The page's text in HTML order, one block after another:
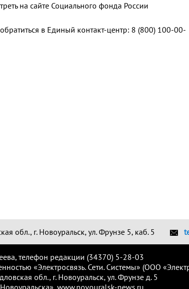
на сайте Социального фонда России
в Единый контакт-центр: 8 (800) 100-00-
обл., г. Новоуральск, ул. Фрунзе 5, каб. 5
телефон редакции (34370) 5-28-03
«Электросвязь. Сети. Системы» (ООО
обл., г. Новоуральск, ул. Фрунзе д. 5